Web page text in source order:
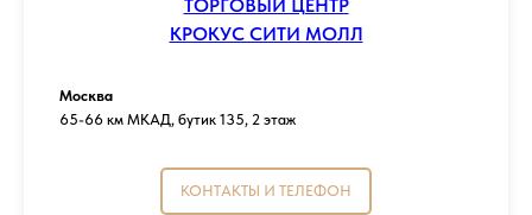
ТОРГОВЫЙ ЦЕНТР
КРОКУС СИТИ МОЛЛ
Москва
65-66 км МКАД, бутик 135, 2 этаж
КОНТАКТЫ И ТЕЛЕФОН